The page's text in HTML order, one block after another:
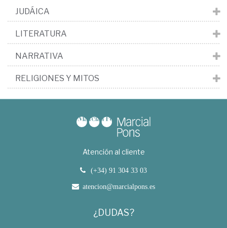
JUDÁICA
LITERATURA
NARRATIVA
RELIGIONES Y MITOS
Atención al cliente
(+34) 91 304 33 03
atencion@marcialpons.es
¿DUDAS?